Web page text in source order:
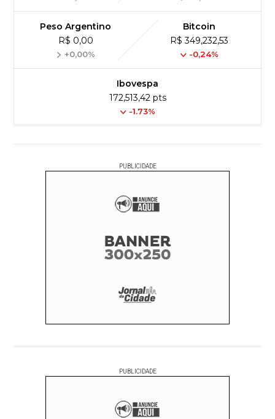
Peso Argentino
R$ 0,00
+0,00%
Bitcoin
R$ 349,232,53
-0,24%
Ibovespa
172,513,42 pts
-1.73%
PUBLICIDADE
PUBLICIDADE